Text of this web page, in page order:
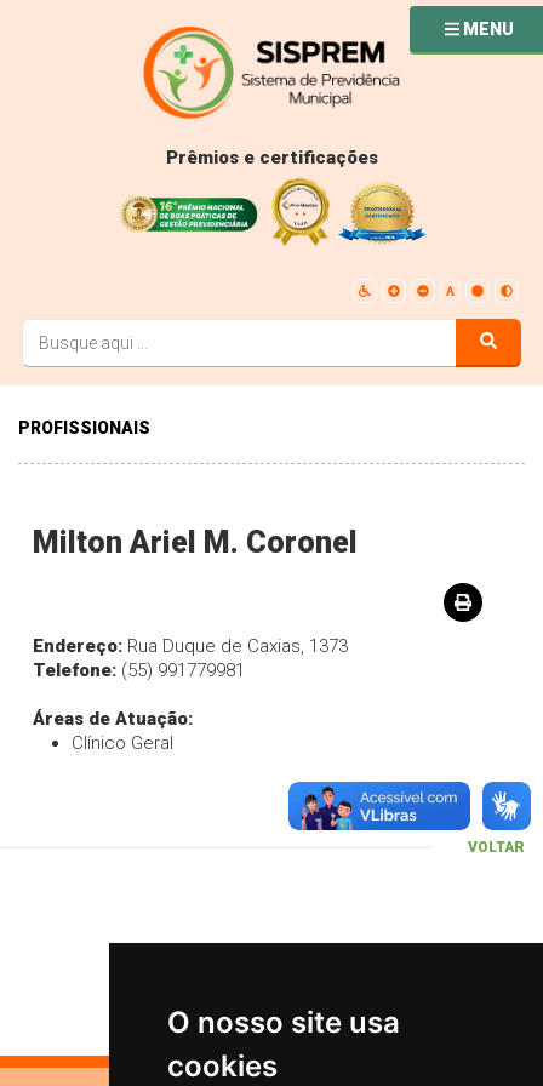
O nosso site usa
cookies
Prêmios e certificações
MENU
PROFISSIONAIS
Milton Ariel M. Coronel
Endereço: Rua Duque de Caxias, 1373
Telefone: (55) 991779981
Áreas de Atuação:
Clínico Geral
VOLTAR